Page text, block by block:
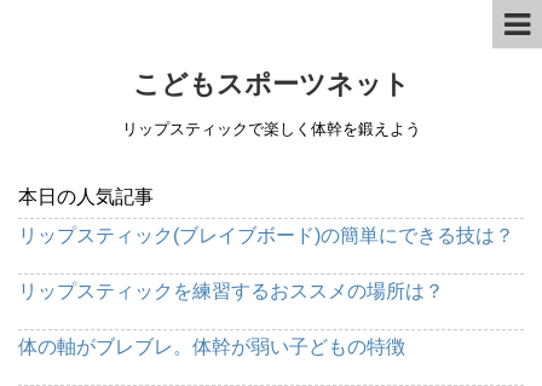
こどもスポーツネット
リップスティックで楽しく体幹を鍛えよう
本日の人気記事
リップスティック(ブレイブボード)の簡単にできる技は？
リップスティックを練習するおススメの場所は？
体の軸がブレブレ。体幹が弱い子どもの特徴